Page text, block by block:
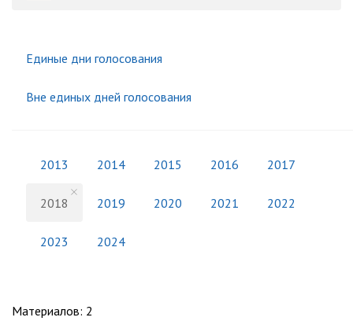
Единые дни голосования
Вне единых дней голосования
2013 2014 2015 2016 2017
2018 2019 2020 2021 2022
2023 2024
Материалов: 2